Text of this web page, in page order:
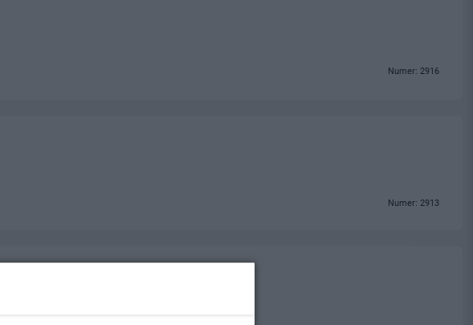
Numer: 2916
Numer: 2913